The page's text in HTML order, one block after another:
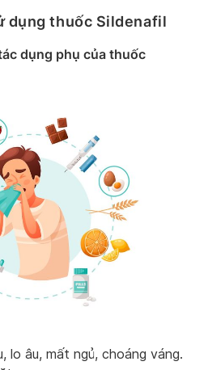
dụng thuốc Sildenafil
dụng phụ của thuốc
lo âu, mất ngủ, choáng váng.